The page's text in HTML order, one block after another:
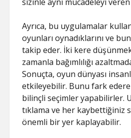
Ayrıca, bu uygulamalar
oyunları oynadıklarını ve
takip eder. İki kere
zamanla bağımlılığı
Sonuçta, oyun dünyası
etkileyebilir. Bunu fark
bilinçli seçimler yapabilirler.
tıklama ve her kaybettiğiniz
önemli bir yer kaplayabilir.